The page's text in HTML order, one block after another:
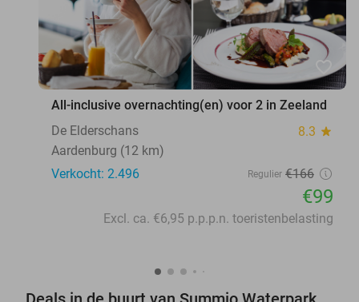
favorite_border
All-inclusive overnachting(en) voor 2 in Zeeland
De Elderschans
8.3 star
Aardenburg (12 km)
Verkocht: 2.496
Regulier €166
€99
Excl. ca. €6,95 p.p.p.n. toeristenbelasting